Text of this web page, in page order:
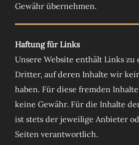
Gewähr übernehmen.
Haftung für Links
Unsere Website enthält Links zu
Dritter, auf deren Inhalte wir
haben. Für diese fremden
keine Gewähr. Für die Inhalte
ist stets der jeweilige Anbieter
Seiten verantwortlich.